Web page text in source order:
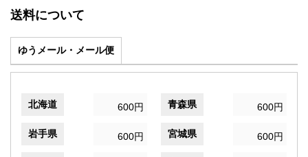
送料について
ゆうメール・メール便
北海道 600円 青森県 600円
岩手県 600円 宮城県 600円